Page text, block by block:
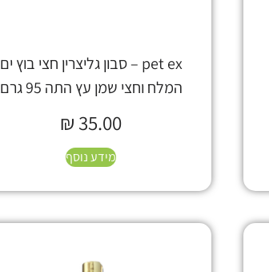
pet ex – סבון גליצרין חצי בוץ ים
המלח וחצי שמן עץ התה 95 גרם
₪ 35.00
מידע נוסף